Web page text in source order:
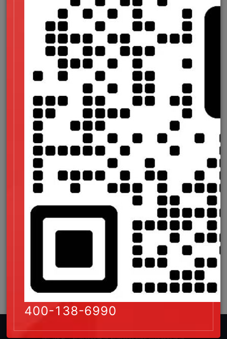
张图表来展示两个职业的种种差异：网页设计师和网页开发者
（程序员）都留胡茬，一个没钱，一个没时间；两者都喜欢内涵
T恤，一个走字体设计路线，一个走代码风；两者都配自家设
备，一个必带MacBook Pro，一个只带87键小键盘……除了以
上种种差异，他们还有一个共同点：害怕MM，看来都是“宅”惹
角色/定义
工作时使用的大脑半球
就业统计
学历要求
外表着装
400-138-6990